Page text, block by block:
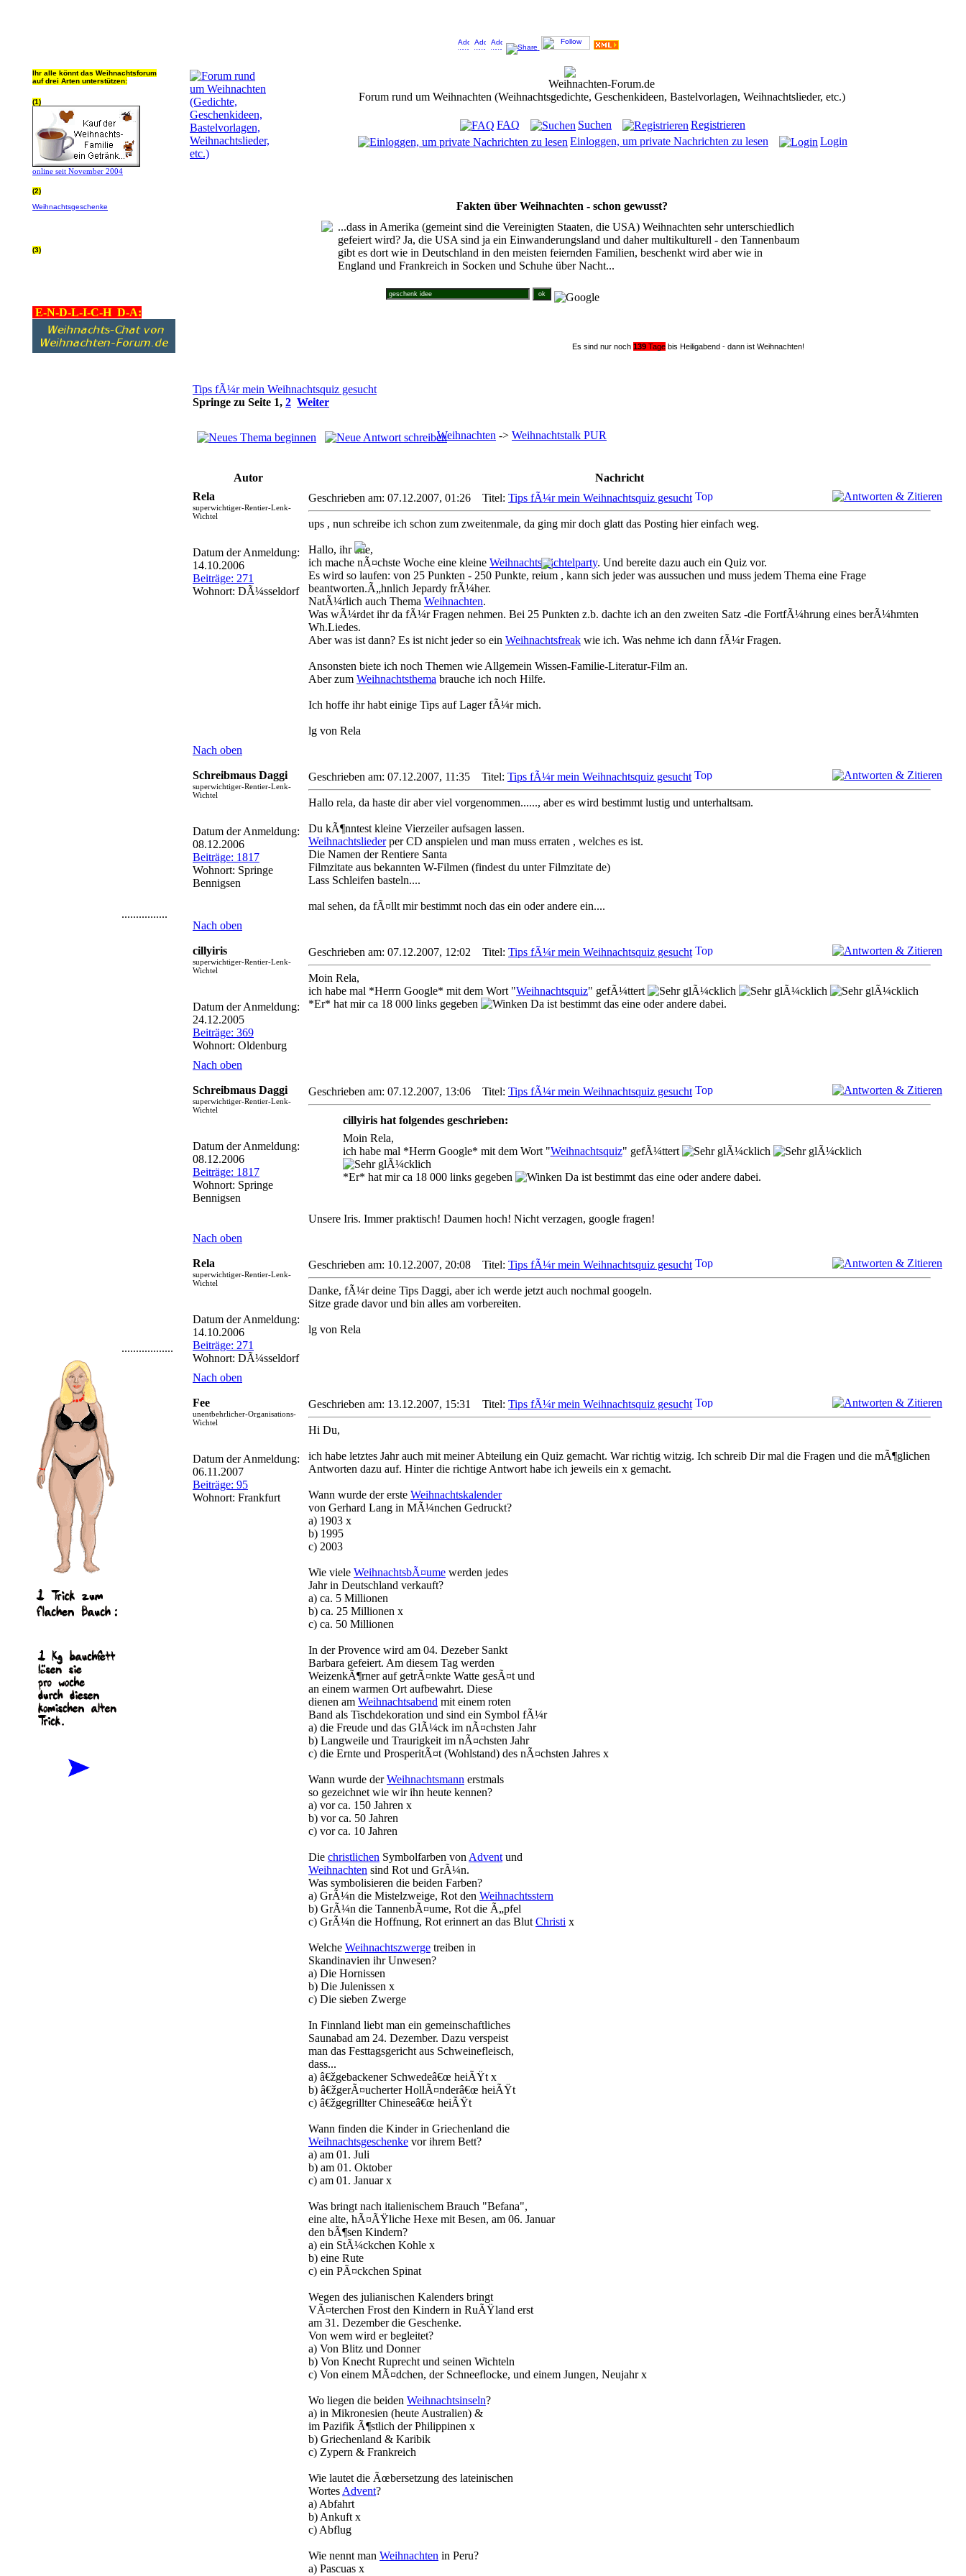
Ihr alle könnt das Weihnachtsforum
auf drei Arten unterstützen:
(1)
online seit November 2004
(2)
Weihnachtsgeschenke
(3)
E-N-D-L-I-C-H D-A:
................
..................
Weihnachten-Forum.de
Forum rund um Weihnachten (Weihnachtsgedichte, Geschenkideen, Bastelvorlagen, Weihnachtslieder, etc.)
FAQ Suchen
Registrieren
Einloggen, um private Nachrichten zu lesen
Login
Fakten über Weihnachten - schon gewusst?
...dass in Amerika (gemeint sind die Vereinigten Staaten, die USA) Weihnachten sehr unterschiedlich
gefeiert wird? Ja, die USA sind ja ein Einwanderungsland und daher multikulturell - den Tannenbaum
gibt es dort wie in Deutschland in den meisten feiernden Familien, beschenkt wird aber wie in
England und Frankreich in Socken und Schuhe über Nacht...
Es sind nur noch 139 Tage bis Heiligabend - dann ist Weihnachten!
Tips fÃ¼r mein Weihnachtsquiz gesucht
Springe zu Seite 1, 2 Weiter
Weihnachten -> Weihnachtstalk PUR
Autor
Nachricht
Rela
superwichtiger-Rentier-Lenk-
Wichtel
Datum der Anmeldung:
14.10.2006
Beiträge: 271
Wohnort: DÃ¼sseldorf
Geschrieben am: 07.12.2007, 01:26 Titel: Tips fÃ¼r mein Weihnachtsquiz gesucht
ups , nun schreibe ich schon zum zweitenmale, da ging mir doch glatt das Posting hier einfach weg.
Hallo, ihr alle,
ich mache nÃ¤chste Woche eine kleine Weihnachtswichtelparty. Und bereite dazu auch ein Quiz vor.
Es wird so laufen: von 25 Punkten - 250 Punkte, reium , kann sich jeder was aussuchen und muss jedem Thema eine Frage
beantworten.Ã„hnlich Jepardy frÃ¼her.
NatÃ¼rlich auch Thema Weihnachten.
Was wÃ¼rdet ihr da fÃ¼r Fragen nehmen. Bei 25 Punkten z.b. dachte ich an den zweiten Satz -die FortfÃ¼hrung eines berÃ¼hmten
Wh.Liedes.
Aber was ist dann? Es ist nicht jeder so ein Weihnachtsfreak wie ich. Was nehme ich dann fÃ¼r Fragen.
Ansonsten biete ich noch Themen wie Allgemein Wissen-Familie-Literatur-Film an.
Aber zum Weihnachtsthema brauche ich noch Hilfe.
Ich hoffe ihr habt einige Tips auf Lager fÃ¼r mich.
lg von Rela
Nach oben
Schreibmaus Daggi
superwichtiger-Rentier-Lenk-
Wichtel
Datum der Anmeldung:
08.12.2006
Beiträge: 1817
Wohnort: Springe
Bennigsen
Geschrieben am: 07.12.2007, 11:35 Titel: Tips fÃ¼r mein Weihnachtsquiz gesucht
Hallo rela, da haste dir aber viel vorgenommen......, aber es wird bestimmt lustig und unterhaltsam.
Du kÃ¶nntest kleine Vierzeiler aufsagen lassen.
Weihnachtsliederper CD anspielen und man muss erraten , welches es ist.
Die Namen der Rentiere Santa
Filmzitate aus bekannten W-Filmen (findest du unter Filmzitate de)
Lass Schleifen basteln....
mal sehen, da fÃ¤llt mir bestimmt noch das ein oder andere ein....
Nach oben
cillyiris
superwichtiger-Rentier-Lenk-
Wichtel
Datum der Anmeldung:
24.12.2005
Beiträge: 369
Wohnort: Oldenburg
Geschrieben am: 07.12.2007, 12:02 Titel: Tips fÃ¼r mein Weihnachtsquiz gesucht
Moin Rela,
ich habe mal *Herrn Google* mit dem Wort "Weihnachtsquiz" gefÃ¼ttert
*Er* hat mir ca 18 000 links gegeben
Da ist bestimmt das eine oder andere dabei.
Nach oben
Schreibmaus Daggi
superwichtiger-Rentier-Lenk-
Wichtel
Datum der Anmeldung:
08.12.2006
Beiträge: 1817
Wohnort: Springe
Bennigsen
Geschrieben am: 07.12.2007, 13:06 Titel: Tips fÃ¼r mein Weihnachtsquiz gesucht
cillyiris hat folgendes geschrieben:
Moin Rela,
ich habe mal *Herrn Google* mit dem Wort "Weihnachtsquiz" gefÃ¼ttert
*Er* hat mir ca 18 000 links gegeben Da ist bestimmt das eine oder andere dabei.
Unsere Iris. Immer praktisch! Daumen hoch! Nicht verzagen, google fragen!
Nach oben
Rela
superwichtiger-Rentier-Lenk-
Wichtel
Datum der Anmeldung:
14.10.2006
Beiträge: 271
Wohnort: DÃ¼sseldorf
Geschrieben am: 10.12.2007, 20:08 Titel: Tips fÃ¼r mein Weihnachtsquiz gesucht
Danke, fÃ¼r deine Tips Daggi, aber ich werde jetzt auch nochmal googeln.
Sitze grade davor und bin alles am vorbereiten.
lg von Rela
Nach oben
Fee
unentbehrlicher-Organisations-
Wichtel
Datum der Anmeldung:
06.11.2007
Beiträge: 95
Wohnort: Frankfurt
Geschrieben am: 13.12.2007, 15:31 Titel: Tips fÃ¼r mein Weihnachtsquiz gesucht
Hi Du,
ich habe letztes Jahr auch mit meiner Abteilung ein Quiz gemacht. War richtig witzig. Ich schreib Dir mal die Fragen und die mÃ¶glichen
Antworten dazu auf. Hinter die richtige Antwort habe ich jeweils ein x gemacht.
Wann wurde der erste Weihnachtskalender
von Gerhard Lang in MÃ¼nchen Gedruckt?
a) 1903 x
b) 1995
c) 2003
Wie viele WeihnachtsbÃ¤ume werden jedes
Jahr in Deutschland verkauft?
a) ca. 5 Millionen
b) ca. 25 Millionen x
c) ca. 50 Millionen
In der Provence wird am 04. Dezeber Sankt
Barbara gefeiert. Am diesem Tag werden
WeizenkÃ¶rner auf getrÃ¤nkte Watte gesÃ¤t und
an einem warmen Ort aufbewahrt. Diese
dienen am Weihnachtsabend mit einem roten
Band als Tischdekoration und sind ein Symbol fÃ¼r
a) die Freude und das GlÃ¼ck im nÃ¤chsten Jahr
b) Langweile und Traurigkeit im nÃ¤chsten Jahr
c) die Ernte und ProsperitÃ¤t (Wohlstand) des nÃ¤chsten Jahres x
Wann wurde derWeihnachtsmann erstmals
so gezeichnet wie wir ihn heute kennen?
a) vor ca. 150 Jahren x
b) vor ca. 50 Jahren
c) vor ca. 10 Jahren
Die christlichen Symbolfarben von Advent und
Weihnachten sind Rot und GrÃ¼n.
Was symbolisieren die beiden Farben?
a) GrÃ¼n die Mistelzweige, Rot den Weihnachtsstern
b) GrÃ¼n die TannenbÃ¤ume, Rot die Ã„pfel
c) GrÃ¼n die Hoffnung, Rot erinnert an das Blut Christi x
Welche Weihnachtszwerge treiben in
Skandinavien ihr Unwesen?
a) Die Hornissen
b) Die Julenissen x
c) Die sieben Zwerge
In Finnland liebt man ein gemeinschaftliches
Saunabad am 24. Dezember. Dazu verspeist
man das Festtagsgericht aus Schweinefleisch,
dass...
a) â€žgebackener Schwedeâ€œ heiÃŸt x
b) â€žgerÃ¤ucherter HollÃ¤nderâ€œ heiÃŸt
c) â€žgegrillter Chineseâ€œ heiÃŸt
Wann finden die Kinder in Griechenland die
Weihnachtsgeschenke vor ihrem Bett?
a) am 01. Juli
b) am 01. Oktober
c) am 01. Januar x
Was bringt nach italienischem Brauch "Befana",
eine alte, hÃ¤ÃŸliche Hexe mit Besen, am 06. Januar
den bÃ¶sen Kindern?
a) ein StÃ¼ckchen Kohle x
b) eine Rute
c) ein PÃ¤ckchen Spinat
Wegen des julianischen Kalenders bringt
VÃ¤terchen Frost den Kindern in RuÃŸland erst
am 31. Dezember die Geschenke.
Von wem wird er begleitet?
a) Von Blitz und Donner
b) Von Knecht Ruprecht und seinen Wichteln
c) Von einem MÃ¤dchen, der Schneeflocke, und einem Jungen, Neujahr x
Wo liegen die beiden Weihnachtsinseln?
a) in Mikronesien (heute Australien) &
im Pazifik Ã¶stlich der Philippinen x
b) Griechenland & Karibik
c) Zypern & Frankreich
Wie lautet die Ãœbersetzung des lateinischen
Wortes Advent?
a) Abfahrt
b) Ankuft x
c) Abflug
Wie nennt man Weihnachten in Peru?
a) Pascuas x